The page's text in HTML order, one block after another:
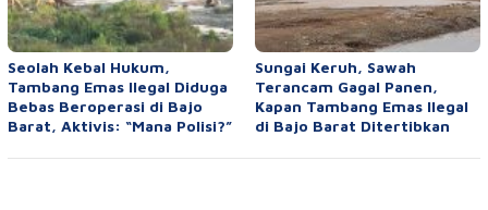
Seolah Kebal Hukum,
Tambang Emas Ilegal Diduga
Bebas Beroperasi di Bajo
Barat, Aktivis: “Mana Polisi?”
Sungai Keruh, Sawah
Terancam Gagal Panen,
Kapan Tambang Emas Ilegal
di Bajo Barat Ditertibkan